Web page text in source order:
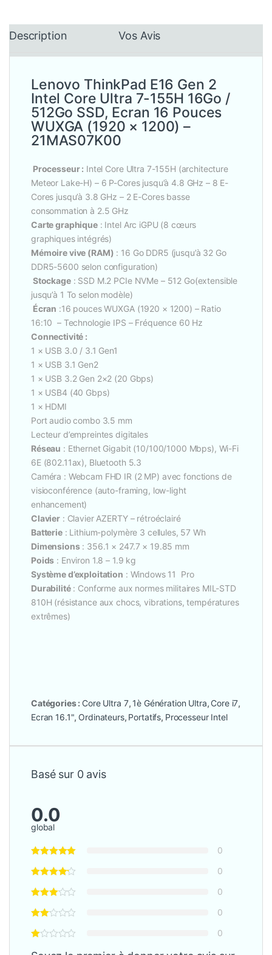
Description Vos Avis
Lenovo ThinkPad E16 Gen 2
Intel Core Ultra 7-155H 16Go /
512Go SSD, Ecran 16 Pouces
WUXGA (1920 × 1200) –
21MAS07K00
Processeur : Intel Core Ultra 7-155H (architecture
Meteor Lake-H) – 6 P-Cores jusqu’à 4.8 GHz – 8 E-
Cores jusqu’à 3.8 GHz – 2 E-Cores basse
consommation à 2.5 GHz
Carte graphique: Intel Arc iGPU (8 cœurs
graphiques intégrés)
Mémoire vive (RAM) : 16 Go DDR5 (jusqu’à 32 Go
DDR5-5600 selon configuration)
Stockage: SSD M.2 PCIe NVMe – 512 Go(extensible
jusqu’à 1 To selon modèle)
Écran :16 pouces WUXGA (1920 × 1200) – Ratio
16:10 – Technologie IPS – Fréquence 60 Hz
Connectivité :
1 × USB 3.0 / 3.1 Gen1
1 × USB 3.1 Gen2
1 × USB 3.2 Gen 2×2 (20 Gbps)
1 × USB4 (40 Gbps)
1 × HDMI
Port audio combo 3.5 mm
Lecteur d’empreintes digitales
Réseau : Ethernet Gigabit (10/100/1000 Mbps), Wi-Fi
6E (802.11ax), Bluetooth 5.3
Caméra : Webcam FHD IR (2 MP) avec fonctions de
visioconférence (auto-framing, low-light
enhancement)
Clavier : Clavier AZERTY – rétroéclairé
Batterie: Lithium-polymère 3 cellules, 57 Wh
Dimensions: 356.1 × 247.7 × 19.85 mm
Poids : Environ 1.8 – 1.9 kg
Système d’exploitation : Windows 11 Pro
Durabilité: Conforme aux normes militaires MIL-STD
810H (résistance aux chocs, vibrations, températures
extrêmes)
Catégories : Core Ultra 7, 1è Génération Ultra, Core i7,
Ecran 16.1", Ordinateurs, Portatifs, Processeur Intel
Basé sur 0 avis
0.0
global
0
0
0
0
0